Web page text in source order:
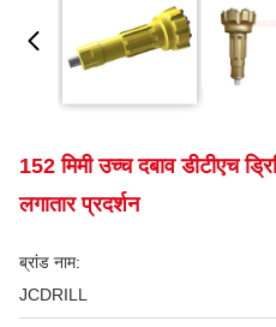
152 मिमी उच्च दबाव डीटीएच
लगातार प्रदर्शन
ब्रांड नाम:
JCDRILL